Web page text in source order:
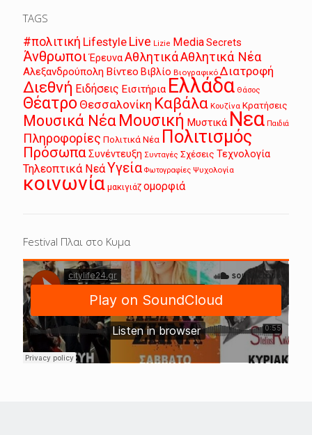
TAGS
#πολιτική Lifestyle Live Lizie MediaSecrets
Άνθρωποι ΈρευναΑθλητικάΑθλητικά Νέα
Αλεξανδρούπολη Βίντεο Βιβλίο Βιογραφικό Διατροφή
Διεθνή Ειδήσεις Εισιτήρια Ελλάδα Θάσος
Θέατρο Θεσσαλονίκη Καβάλα Κουζίνα Κρατήσεις
Μουσικά Νέα Μουσική Μυστικά Νεα Παιδιά
Πληροφορίες Πολιτικά Νέα Πολιτισμός
ΠρόσωπαΣυνέντευξη Συνταγές Σχέσεις Τεχνολογία
Τηλεοπτικά ΝεάΥγεία Φωτογραφίες Ψυχολογία
κοινωνία μακιγιάζ ομορφιά
Festival Πλαι στο Κυμα